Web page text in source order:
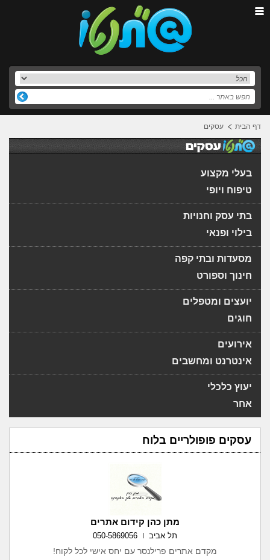
דף הבית עסקים
בעלי מקצוע
טיפוח ויופי
בתי עסק וחנויות
בילוי ופנאי
מסעדות ובתי קפה
חינוך וספורט
יועצים ומטפלים
חוגים
אירועים
אינטרנט ומחשבים
יעוץ כלכלי
אחר
עסקים פופולריים בלוח
מתן כהן קידום אתרים
תל אביב 050-5869056
מקדם אתרים פרילנסר עם יחס אישי לכל לקוח!